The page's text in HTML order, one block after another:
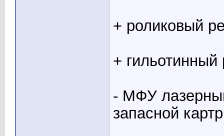
+ роликовый
+ гильотинный
- МФУ
запасной